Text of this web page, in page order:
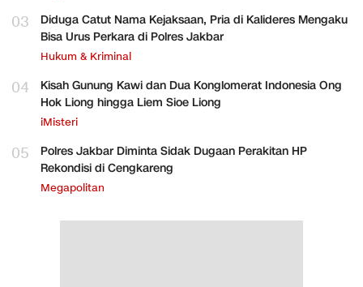
03
Diduga Catut Nama Kejaksaan, Pria di Kalideres Mengaku
Bisa Urus Perkara di Polres Jakbar
Hukum & Kriminal
04
Kisah Gunung Kawi dan Dua Konglomerat Indonesia Ong
Hok Liong hingga Liem Sioe Liong
iMisteri
05
Polres Jakbar Diminta Sidak Dugaan Perakitan HP
Rekondisi di Cengkareng
Megapolitan